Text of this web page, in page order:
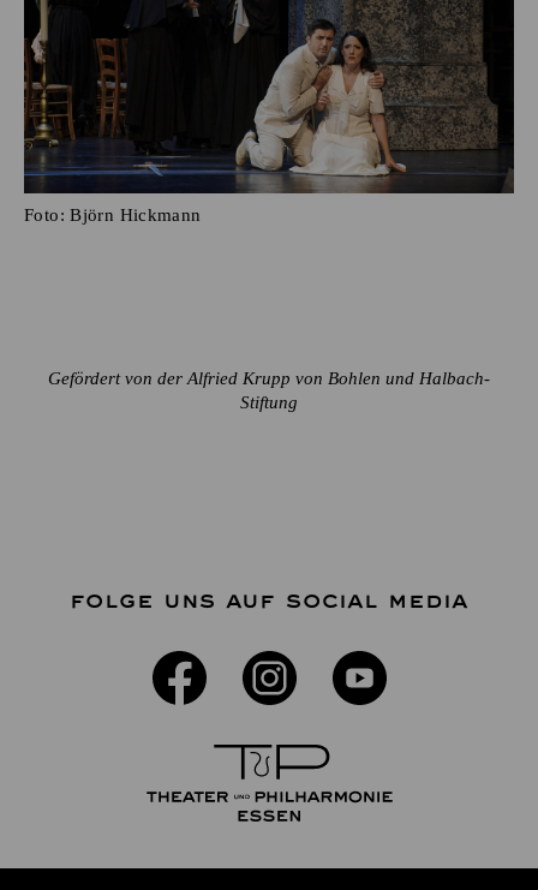
Foto: Björn Hickmann
Gefördert von der Alfried Krupp von Bohlen und Halbach-
Stiftung
FOLGE UNS AUF SOCIAL MEDIA